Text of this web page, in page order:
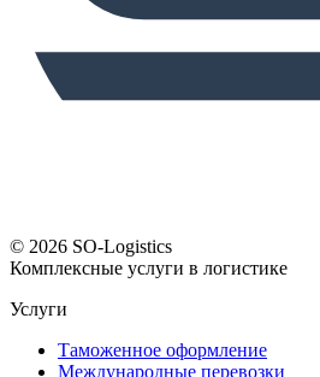
© 2026 SO-Logistics
Комплексные услуги в логистике
Услуги
Таможенное оформление
Международные перевозки